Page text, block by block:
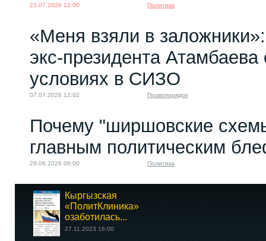
23.07.2026 12:00 Политика
«Меня взяли в
экс‑президента
условиях в СИЗО
07.07.2026 12:02 Правопорядок
Почему "ширшовские
главным политическим
29.06.2026 06:00 Политика
Кыргызская
«ПолитКлиника»
озаботилась...
27.11.2023 16:00